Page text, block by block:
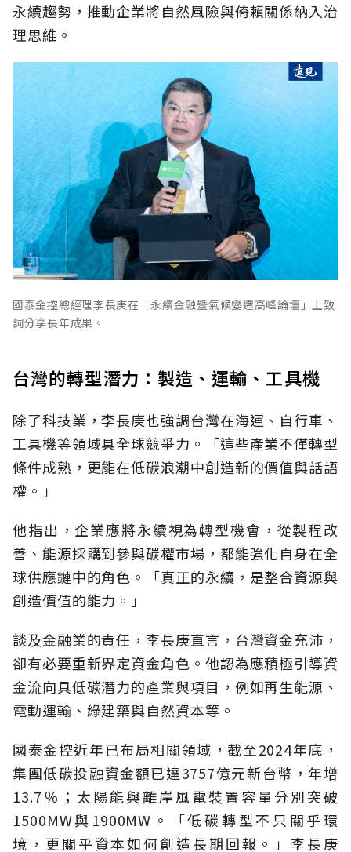
永續趨勢，推動企業將自然風險與倚賴關係納入治
理思維。
國泰金控總經理李長庚在「永續金融暨氣候變遷高峰論壇」上致
詞分享長年成果。
台灣的轉型潛力：製造、運輸、工具機
除了科技業，李長庚也強調台灣在海運、自行車、
工具機等領域具全球競爭力。「這些產業不僅轉型
條件成熟，更能在低碳浪潮中創造新的價值與話語
權。」
他指出，企業應將永續視為轉型機會，從製程改
善、能源採購到參與碳權市場，都能強化自身在全
球供應鏈中的角色。「真正的永續，是整合資源與
創造價值的能力。」
談及金融業的責任，李長庚直言，台灣資金充沛，
卻有必要重新界定資金角色。他認為應積極引導資
金流向具低碳潛力的產業與項目，例如再生能源、
電動運輸、綠建築與自然資本等。
國泰金控近年已布局相關領域，截至2024年底，
集團低碳投融資金額已達3757億元新台幣，年增
13.7％；太陽能與離岸風電裝置容量分別突破
1500MW與1900MW。「低碳轉型不只關乎環
境，更關乎資本如何創造長期回報。」李長庚